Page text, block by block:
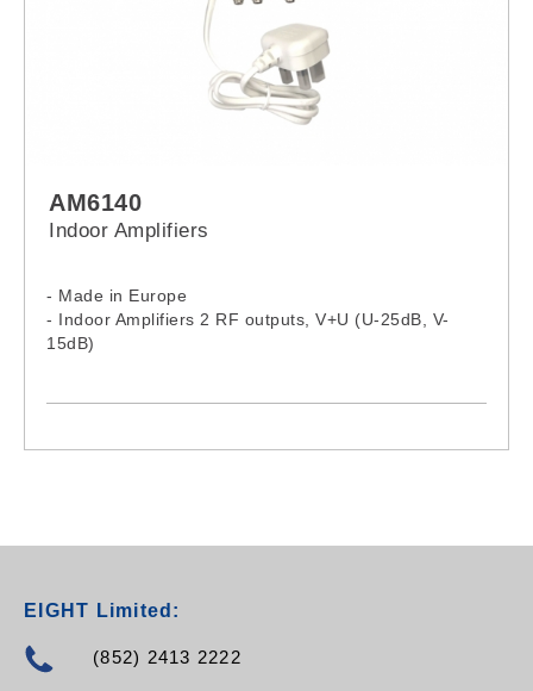
AM6140
Indoor Amplifiers
- Made in Europe
- Indoor Amplifiers 2 RF outputs, V+U (U-25dB, V-
15dB)
EIGHT Limited:
(852) 2413 2222